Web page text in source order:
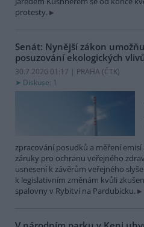
protesty.
Senát: Nynější zákon
posuzování ekologických vlivů
30.7.2026 01:17 | PRAHA (ČTK)
Diskuse: 1
zpracování posudků a měření
záruky pro ochranu veřejného
usnesení k závěrům veřejného
k legislativním změnám kvůli
spalovny v Rybitví na Pardubicku.